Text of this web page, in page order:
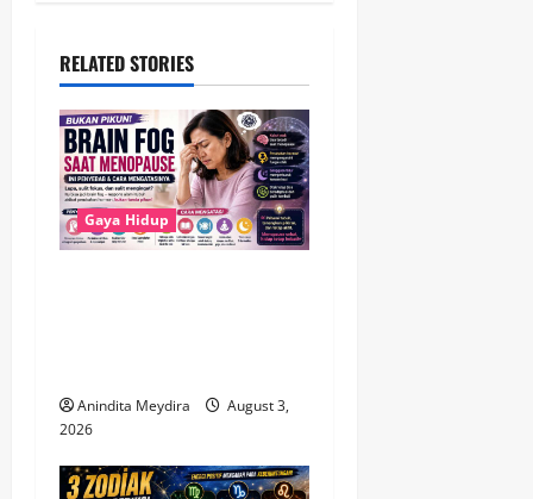
i
g
a
t
RELATED STORIES
Gaya Hidup
Anindita Meydira
August 3,
2026